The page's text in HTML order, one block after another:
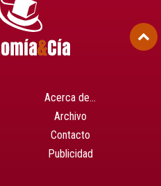
Acerca de…
Archivo
Contacto
Publicidad